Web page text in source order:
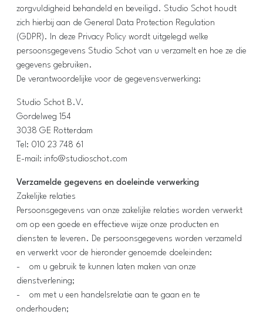
zorgvuldigheid behandeld en beveiligd. Studio Schot houdt
zich hierbij aan de General Data Protection Regulation
(GDPR). In deze Privacy Policy wordt uitgelegd welke
persoonsgegevens Studio Schot van u verzamelt en hoe ze die
gegevens gebruiken.
De verantwoordelijke voor de gegevensverwerking:
Studio Schot B.V.
Gordelweg 154
3038 GE Rotterdam
Tel: 010 23 748 61
E-mail: info@studioschot.com
Verzamelde gegevens en doeleinde verwerking
Zakelijke relaties
Persoonsgegevens van onze zakelijke relaties worden verwerkt
om op een goede en effectieve wijze onze producten en
diensten te leveren. De persoonsgegevens worden verzameld
en verwerkt voor de hieronder genoemde doeleinden:
- om u gebruik te kunnen laten maken van onze
dienstverlening;
- om met u een handelsrelatie aan te gaan en te
onderhouden;